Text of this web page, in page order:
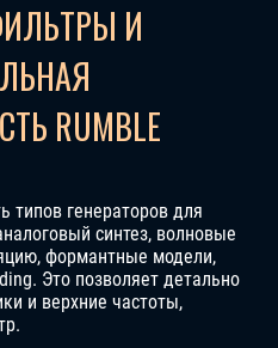
И
RUMBLE
типов генераторов для
синтез, волновые
формантные модели,
Это позволяет детально
и верхние частоты,